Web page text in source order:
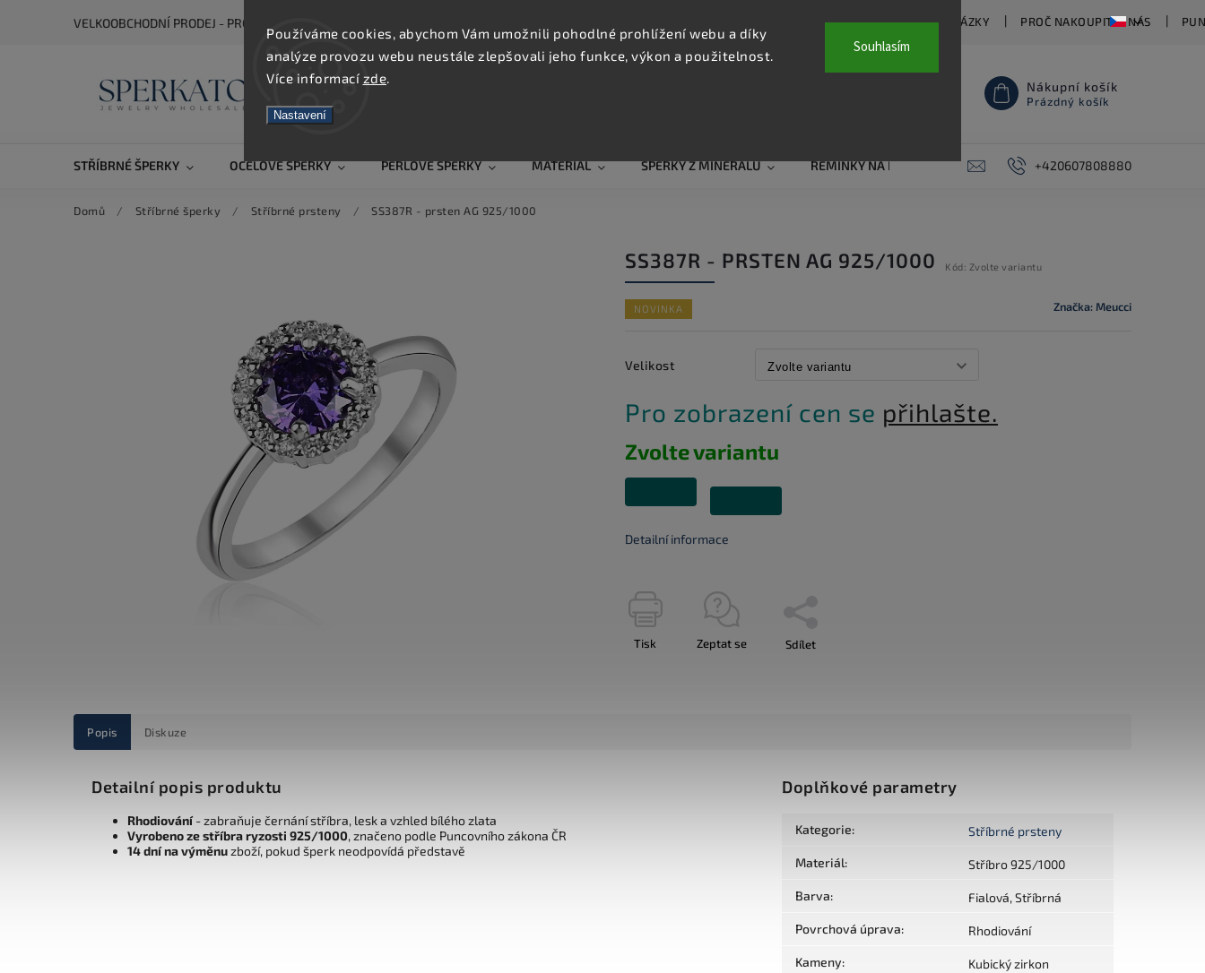
Používáme cookies, abychom Vám umožnili pohodlné prohlížení webu a díky
analýze provozu webu neustále zlepšovali jeho funkce, výkon a použitelnost.
Více informací zde.
Nastavení
Souhlasím
VELKOOBCHODNÍ PRODEJ - PRO ZOBRAZENÍ CEN SE REGISTRUJTE ČASTO KLADENÉ OTÁZKY PROČ NAKOUPIT U NÁS
Nákupní košík
Prázdný košík
STŘÍBRNÉ ŠPERKY OCELOVÉ ŠPERKY PERLOVÉ ŠPERKY MATERIÁL ŠPERKY Z MINERÁLŮ ŘEMÍNKY NA HODINKY AKCE PIERCING
+420607808880
Domů / Stříbrné šperky / Stříbrné prsteny / SS387R - prsten AG 925/1000
SS387R - PRSTEN AG 925/1000 Kód: Zvolte variantu
NOVINKA Značka: Meucci
Velikost
Pro zobrazení cen se přihlašte.
Zvolte variantu
Detailní informace
Tisk Zeptat se Sdílet
Popis Diskuze
Detailní popis produktu
Rhodiování- zabraňuje černání stříbra, lesk a vzhled bílého zlata
Vyrobeno ze stříbra ryzosti 925/1000, značeno podle Puncovního zákona ČR
14 dní na výměnuzboží, pokud šperk neodpovídá představě
Doplňkové parametry
Kategorie: Stříbrné prsteny
Materiál: Stříbro 925/1000
Barva: Fialová, Stříbrná
Povrchová úprava: Rhodiování
Kameny: Kubický zirkon